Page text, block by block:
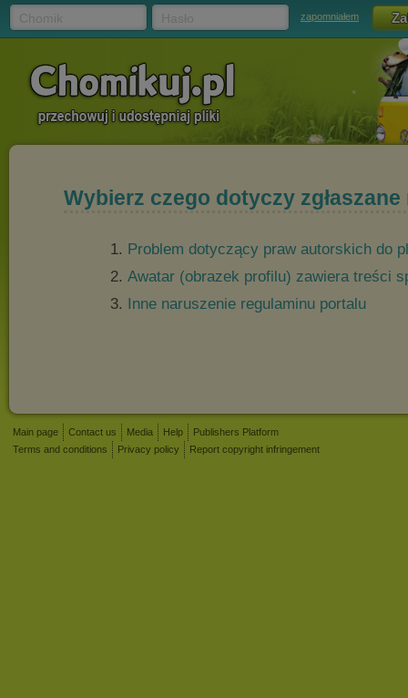
zapomniałem
Wybierz czego dotyczy
Problem dotyczący praw autorskich do
Awatar (obrazek profilu) zawiera treści
Inne naruszenie regulaminu portalu
Main page Contact us Media Help
Publishers Platform
Terms and conditions
Privacy policy Report copyright infringement